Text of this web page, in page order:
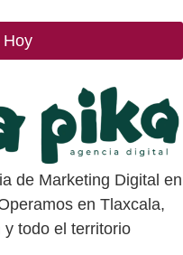
Hoy
de Marketing Digital en
en Tlaxcala,
y todo el territorio